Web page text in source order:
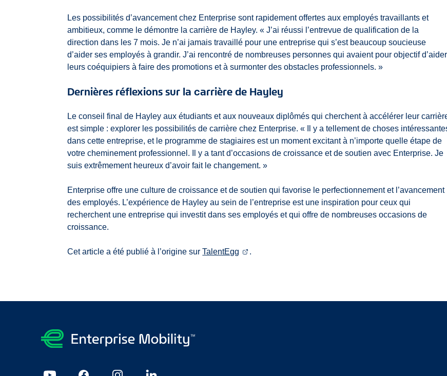
Les possibilités d’avancement chez Enterprise sont rapidement offertes aux employés travaillants et
ambitieux, comme le démontre la carrière de Hayley. « J’ai réussi l’entrevue de qualification de la
direction dans les 7 mois. Je n’ai jamais travaillé pour une entreprise qui s’est beaucoup soucieuse
d’aider ses employés à grandir. J’ai rencontré de nombreuses personnes qui avaient pour objectif d’aider
leurs coéquipiers à faire des promotions et à surmonter des obstacles professionnels. »
Dernières réflexions sur la carrière de Hayley
Le conseil final de Hayley aux étudiants et aux nouveaux diplômés qui cherchent à accélérer leur
est simple : explorer les possibilités de carrière chez Enterprise. « Il y a tellement de choses
dans cette entreprise, et le programme de stagiaires est un moment excitant à n’importe quelle étape de
votre cheminement professionnel. Il y a tant d’occasions de croissance et de soutien avec Enterprise. Je
suis extrêmement heureux d’avoir fait le changement. »
Enterprise offre une culture de croissance et de soutien qui favorise le perfectionnement et l’avancement
des employés. L’expérience de Hayley au sein de l’entreprise est une inspiration pour ceux qui
recherchent une entreprise qui investit dans ses employés et qui offre de nombreuses occasions de
croissance.
Cet article a été publié à l’origine surTalentEgg .